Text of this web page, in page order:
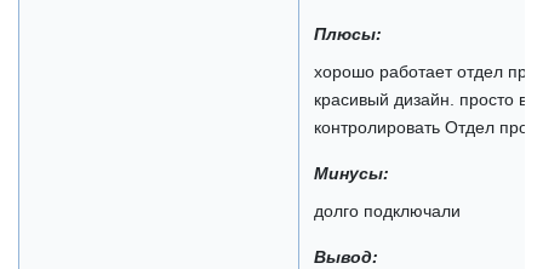
Плюсы:
хорошо работает отдел
красивый дизайн. просто в
контролировать Отдел
Минусы:
долго подключали
Вывод: